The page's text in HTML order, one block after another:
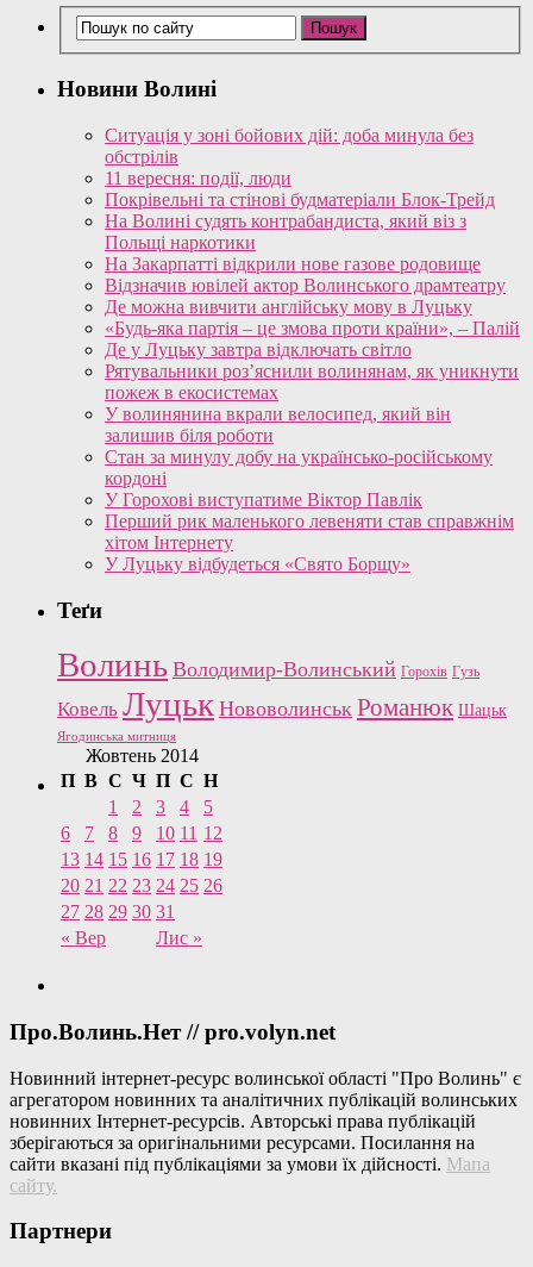
Новини Волині
Ситуація у зоні бойових дій: доба минула без
обстрілів
11 вересня: події, люди
Покрівельні та стінові будматеріали Блок-Трейд
На Волині судять контрабандиста, який віз з
Польщі наркотики
На Закарпатті відкрили нове газове родовище
Відзначив ювілей актор Волинського драмтеатру
Де можна вивчити англійську мову в Луцьку
«Будь-яка партія – це змова проти країни», – Палій
Де у Луцьку завтра відключать світло
Рятувальники роз’яснили волинянам, як уникнути
пожеж в екосистемах
У волинянина вкрали велосипед, який він
залишив біля роботи
Стан за минулу добу на українсько-російському
кордоні
У Горохові виступатиме Віктор Павлік
Перший рик маленького левеняти став справжнім
хітом Інтернету
У Луцьку відбудеться «Свято Борщу»
Теґи
Волинь Володимир-Волинський Горохів Гузь
Ковель Луцьк Нововолинськ Романюк Шацьк
Ягодинська митниця
Жовтень 2014
П В С Ч П С Н
« Вер Лис »
1 2 3 4
5
6
7 8 9 10 11 12
13 14 15 16 17 18 19
20 21 22 23 24 25 26
27 28 29 30 31
Про.Волинь.Нет // pro.volyn.net
Новинний інтернет-ресурс волинської області "Про Волинь" є
агрегатором новинних та аналітичних публікацій волинських
новинних Інтернет-ресурсів. Авторські права публікацій
зберігаються за оригінальними ресурсами. Посилання на
сайти вказані під публікаціями за умови їх дійсності. Мапа
сайту.
Партнери